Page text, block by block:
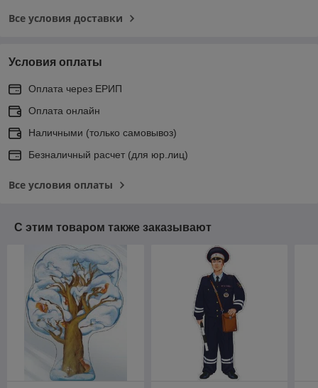
Все условия доставки
Условия оплаты
Оплата через ЕРИП
Оплата онлайн
Наличными (только самовывоз)
Безналичный расчет (для юр.лиц)
Все условия оплаты
С этим товаром также заказывают